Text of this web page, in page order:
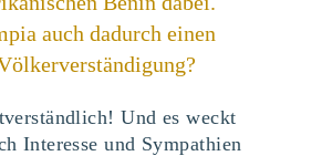
auch dadurch einen
Und es weckt
Interesse und Sympathien